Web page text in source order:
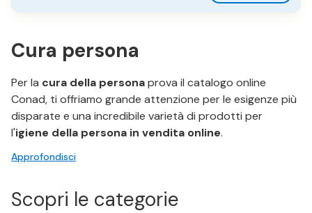
Cura persona
Per la cura della personaprova il catalogo online
Conad, ti offriamo grande attenzione per le esigenze più
disparate e una incredibile varietà di prodotti per
l'igiene della persona in vendita online.
Approfondisci
Scopri le categorie